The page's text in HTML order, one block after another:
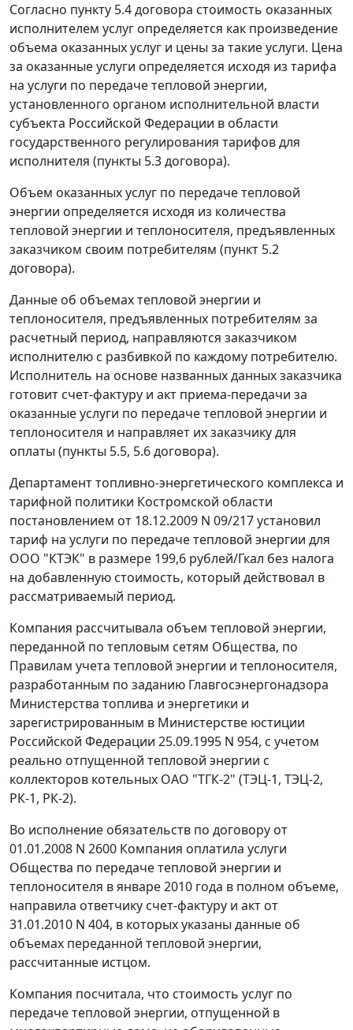
Согласно пункту 5.4 договора стоимость оказанных
исполнителем услуг определяется как произведение
объема оказанных услуг и цены за такие услуги. Цена
за оказанные услуги определяется исходя из тарифа
на услуги по передаче тепловой энергии,
установленного органом исполнительной власти
субъекта Российской Федерации в области
государственного регулирования тарифов для
исполнителя (пункты 5.3 договора).
Объем оказанных услуг по передаче тепловой
энергии определяется исходя из количества
тепловой энергии и теплоносителя, предъявленных
заказчиком своим потребителям (пункт 5.2
договора).
Данные об объемах тепловой энергии и
теплоносителя, предъявленных потребителям за
расчетный период, направляются заказчиком
исполнителю с разбивкой по каждому потребителю.
Исполнитель на основе названных данных заказчика
готовит счет-фактуру и акт приема-передачи за
оказанные услуги по передаче тепловой энергии и
теплоносителя и направляет их заказчику для
оплаты (пункты 5.5, 5.6 договора).
Департамент топливно-энергетического комплекса и
тарифной политики Костромской области
постановлением от 18.12.2009 N 09/217 установил
тариф на услуги по передаче тепловой энергии для
ООО "КТЭК" в размере 199,6 рублей/Гкал без налога
на добавленную стоимость, который действовал в
рассматриваемый период.
Компания рассчитывала объем тепловой энергии,
переданной по тепловым сетям Общества, по
Правилам учета тепловой энергии и теплоносителя,
разработанным по заданию Главгосэнергонадзора
Министерства топлива и энергетики и
зарегистрированным в Министерстве юстиции
Российской Федерации 25.09.1995 N 954, с учетом
реально отпущенной тепловой энергии с
коллекторов котельных ОАО "ТГК-2" (ТЭЦ-1, ТЭЦ-2,
РК-1, РК-2).
Во исполнение обязательств по договору от
01.01.2008 N 2600 Компания оплатила услуги
Общества по передаче тепловой энергии и
теплоносителя в январе 2010 года в полном объеме,
направила ответчику счет-фактуру и акт от
31.01.2010 N 404, в которых указаны данные об
объемах переданной тепловой энергии,
рассчитанные истцом.
Компания посчитала, что стоимость услуг по
передаче тепловой энергии, отпущенной в